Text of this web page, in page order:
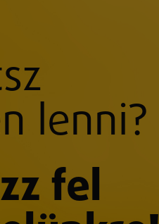
lenni?
fel